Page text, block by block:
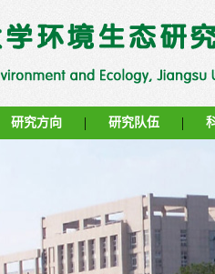
研究方向 | 研究队伍 |